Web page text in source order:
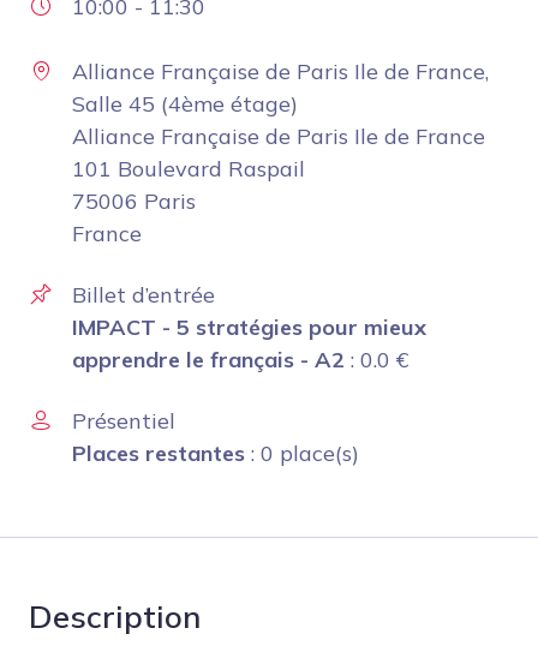
10:00 - 11:30
Alliance Française de Paris Ile de France,
Salle 45 (4ème étage)
Alliance Française de Paris Ile de France
101 Boulevard Raspail
75006 Paris
France
Billet d’entrée
IMPACT - 5 stratégies pour mieux
apprendre le français - A2 : 0.0 €
Présentiel
Places restantes : 0 place(s)
Description